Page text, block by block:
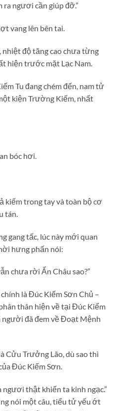
ngươi cần giúp đỡ.”
vang lên bên tai.
nhiệt độ tăng cao chưa từng
hiện trước mặt Lạc Nam.
Tu đang chém đến, nam tử
kiện Trường Kiếm, nhất
bóc hơi.
kiếm trong tay và toàn bộ cơ
tán.
gang tấc, lúc này mới quan
hưng phấn nói:
chưa rời Ẩn Châu sao?”
là Đúc Kiếm Sơn Chủ –
thân hiện về tại Đúc Kiếm
người đã đem về Đoạt Mệnh
Cửu Trưởng Lão, dù sao thì
Đúc Kiếm Sơn.
thật khiến ta kinh ngạc.”
nói một câu, tiểu tử yếu ớt